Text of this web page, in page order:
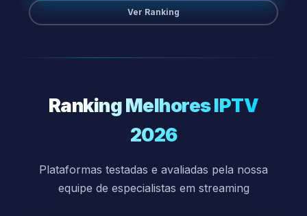
Ver Ranking
Ranking Melhores IPTV
2026
Plataformas testadas e avaliadas pela nossa
equipe de especialistas em streaming